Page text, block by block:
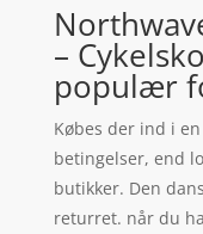
–
populær
Købes der ind i
betingelser, end
butikker. Den
returret. når du